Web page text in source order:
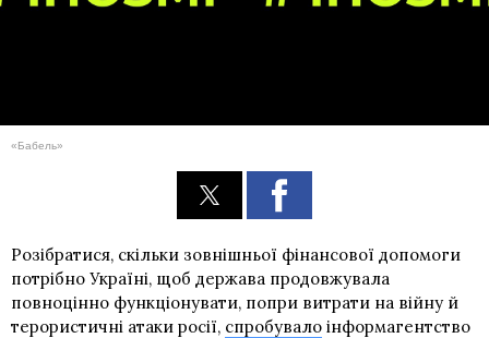
«Бабель»
Розібратися, скільки зовнішньої фінансової допомоги
потрібно Україні, щоб держава продовжувала
повноцінно функціонувати, попри витрати на війну й
терористичні атаки росії, спробувало інформагентство